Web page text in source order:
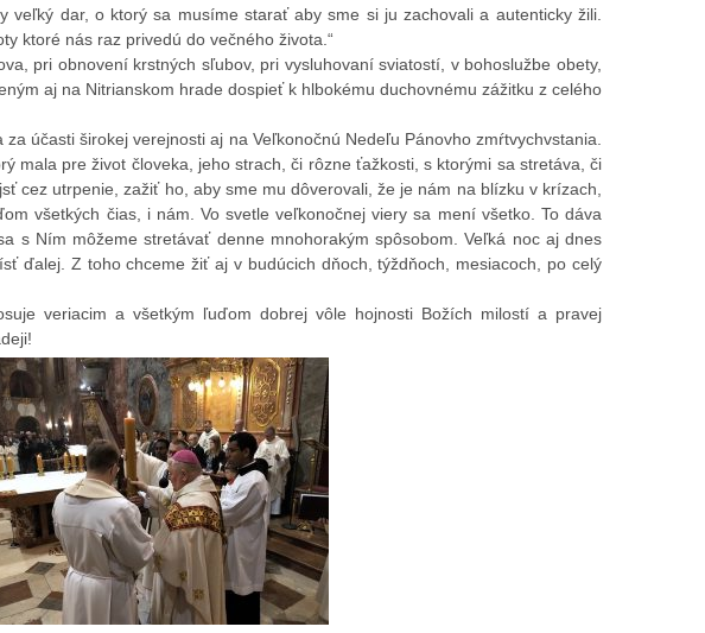
dar, o ktorý sa musíme starať aby sme si ju zachovali a autenticky žili.
ktoré nás raz privedú do večného života.“
pri obnovení krstných sľubov, pri vysluhovaní sviatostí, v bohoslužbe obety,
aj na Nitrianskom hrade dospieť k hlbokému duchovnému zážitku z celého
účasti širokej verejnosti aj na Veľkonočnú Nedeľu Pánovho zmŕtvychvstania.
mala pre život človeka, jeho strach, či rôzne ťažkosti, s ktorými sa stretáva, či
cez utrpenie, zažiť ho, aby sme mu dôverovali, že je nám na blízku v krízach,
všetkých čias, i nám. Vo svetle veľkonočnej viery sa mení všetko. To dáva
s Ním môžeme stretávať denne mnohorakým spôsobom. Veľká noc aj dnes
ďalej. Z toho chceme žiť aj v budúcich dňoch, týždňoch, mesiacoch, po celý
veriacim a všetkým ľuďom dobrej vôle hojnosti Božích milostí a pravej